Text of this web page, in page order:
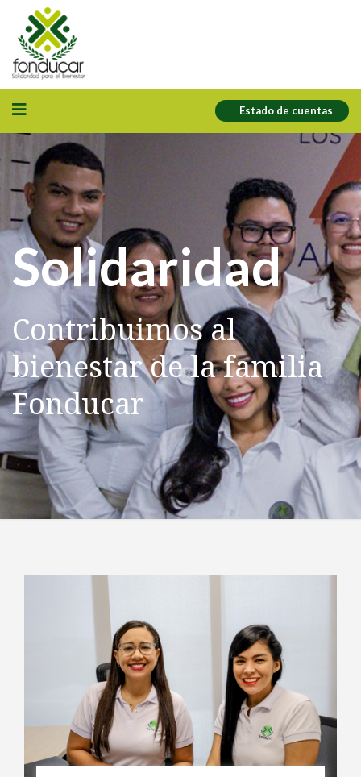
Estado de cuentas
Solidaridad
Contribuimos al
bienestar de la familia
Fonducar